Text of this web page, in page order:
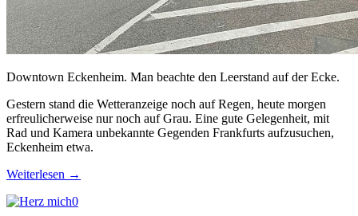
Downtown Eckenheim. Man beachte den Leerstand auf der Ecke.
Gestern stand die Wetteranzeige noch auf Regen, heute morgen
erfreulicherweise nur noch auf Grau. Eine gute Gelegenheit, mit
Rad und Kamera unbekannte Gegenden Frankfurts aufzusuchen,
Eckenheim etwa.
Weiterlesen →
0